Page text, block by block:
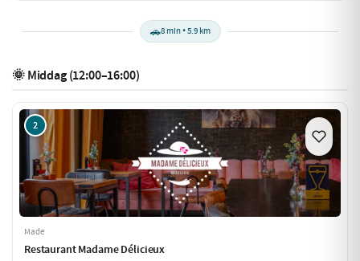
🚗8 min • 5.9 km
🌞 Middag (12:00–16:00)
2
Made
Restaurant Madame Délicieux